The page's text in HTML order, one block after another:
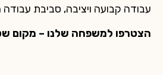
עבודה קבועה ויציבה, סביבת
הצטרפו למשפחה שלנו – מקום